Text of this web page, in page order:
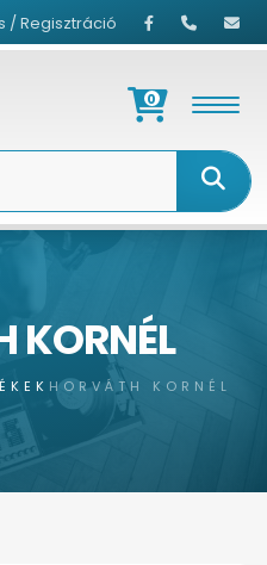
/ Regisztráció
0
KORNÉL
HORVÁTH KORNÉL